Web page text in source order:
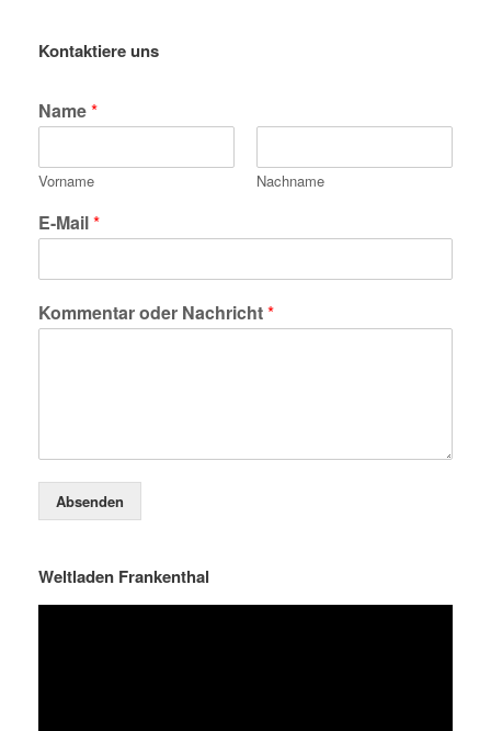
Kontaktiere uns
Name*
Vorname Nachname
E-Mail*
Kommentar oder Nachricht*
Absenden
Weltladen Frankenthal